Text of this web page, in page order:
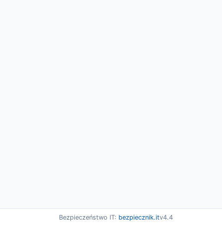
Bezpieczeństwo IT: bezpiecznik.itv4.4